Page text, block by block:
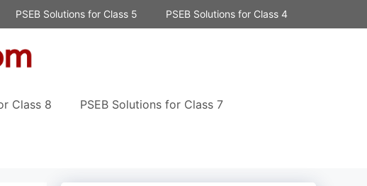
PSEB Solutions for Class 5 PSEB Solutions for Class 4
Class 8 PSEB Solutions for Class 7